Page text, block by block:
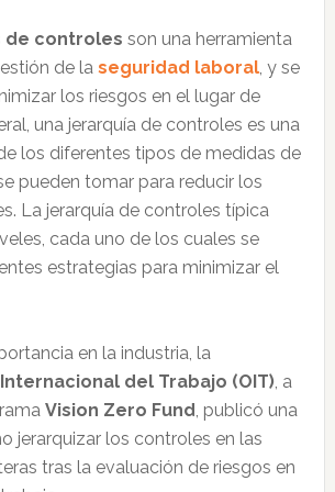
de controles son una herramienta
de la seguridad laboral, y se
los riesgos en el lugar de
una jerarquía de controles es una
los diferentes tipos de medidas de
pueden tomar para reducir los
La jerarquía de controles típica
cada uno de los cuales se
estrategias para minimizar el
en la industria, la
del Trabajo (OIT), a
Vision Zero Fund, publicó una
jerarquizar los controles en las
tras la evaluación de riesgos en